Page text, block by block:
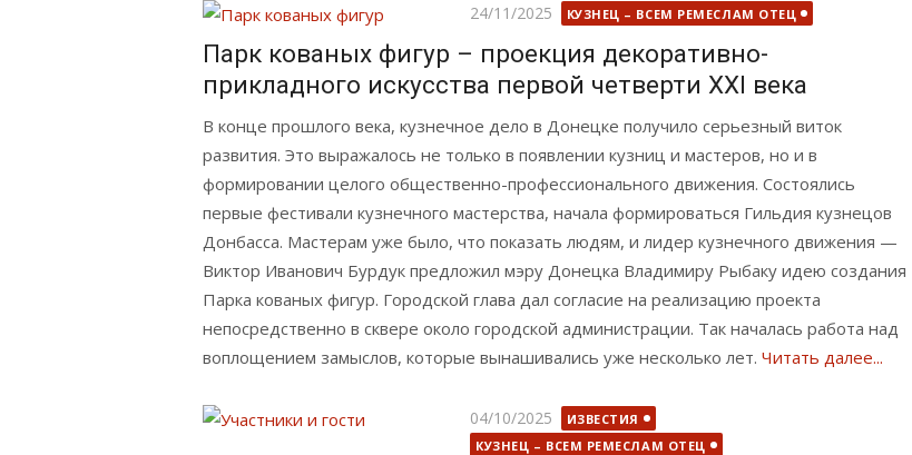
Опубликовано
24/11/2025 КУЗНЕЦ – ВСЕМ РЕМЕСЛАМ ОТЕЦ
Парк кованых фигур – проекция декоративно-
прикладного искусства первой четверти XXI века
В конце прошлого века, кузнечное дело в Донецке получило серьезный виток
развития. Это выражалось не только в появлении кузниц и мастеров, но и в
формировании целого общественно-профессионального движения. Состоялись
первые фестивали кузнечного мастерства, начала формироваться Гильдия кузнецов
Донбасса. Мастерам уже было, что показать людям, и лидер кузнечного движения —
Виктор Иванович Бурдук предложил мэру Донецка Владимиру Рыбаку идею создания
Парка кованых фигур. Городской глава дал согласие на реализацию проекта
непосредственно в сквере около городской администрации. Так началась работа над
воплощением замыслов, которые вынашивались уже несколько лет. Читать далее...
Опубликовано
04/10/2025
ИЗВЕСТИЯ
КУЗНЕЦ – ВСЕМ РЕМЕСЛАМ ОТЕЦ